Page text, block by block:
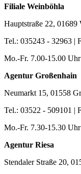
Filiale Weinböhla
Hauptstraße 22, 01689
Tel.: 035243 - 32963 |
Mo.-Fr. 7.00-15.00 Uhr
Agentur Großenhain
Neumarkt 15, 01558
Tel.: 03522 - 509101 |
Mo.-Fr. 7.30-15.30 Uhr
Agentur Riesa
Stendaler Straße 20,